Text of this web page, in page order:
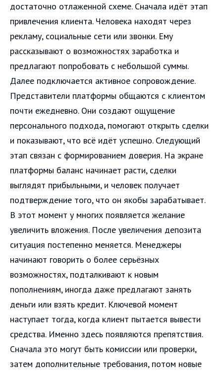
достаточно отлаженной схеме. Сначала идёт этап
привлечения клиента. Человека находят через
рекламу, социальные сети или звонки. Ему
рассказывают о возможностях заработка и
предлагают попробовать с небольшой суммы.
Далее подключается активное сопровождение.
Представители платформы общаются с клиентом
почти ежедневно. Они создают ощущение
персонального подхода, помогают открыть сделки
и показывают, что всё идёт успешно. Следующий
этап связан с формированием доверия. На экране
платформы баланс начинает расти, сделки
выглядят прибыльными, и человек получает
подтверждение того, что он якобы зарабатывает.
В этот момент у многих появляется желание
увеличить вложения. После увеличения депозита
ситуация постепенно меняется. Менеджеры
начинают говорить о более серьёзных
возможностях, подталкивают к новым
пополнениям, иногда даже предлагают занять
деньги или взять кредит. Ключевой момент
наступает тогда, когда клиент пытается вывести
средства. Именно здесь появляются препятствия.
Сначала это могут быть комиссии или проверки,
затем дополнительные требования, потом новые